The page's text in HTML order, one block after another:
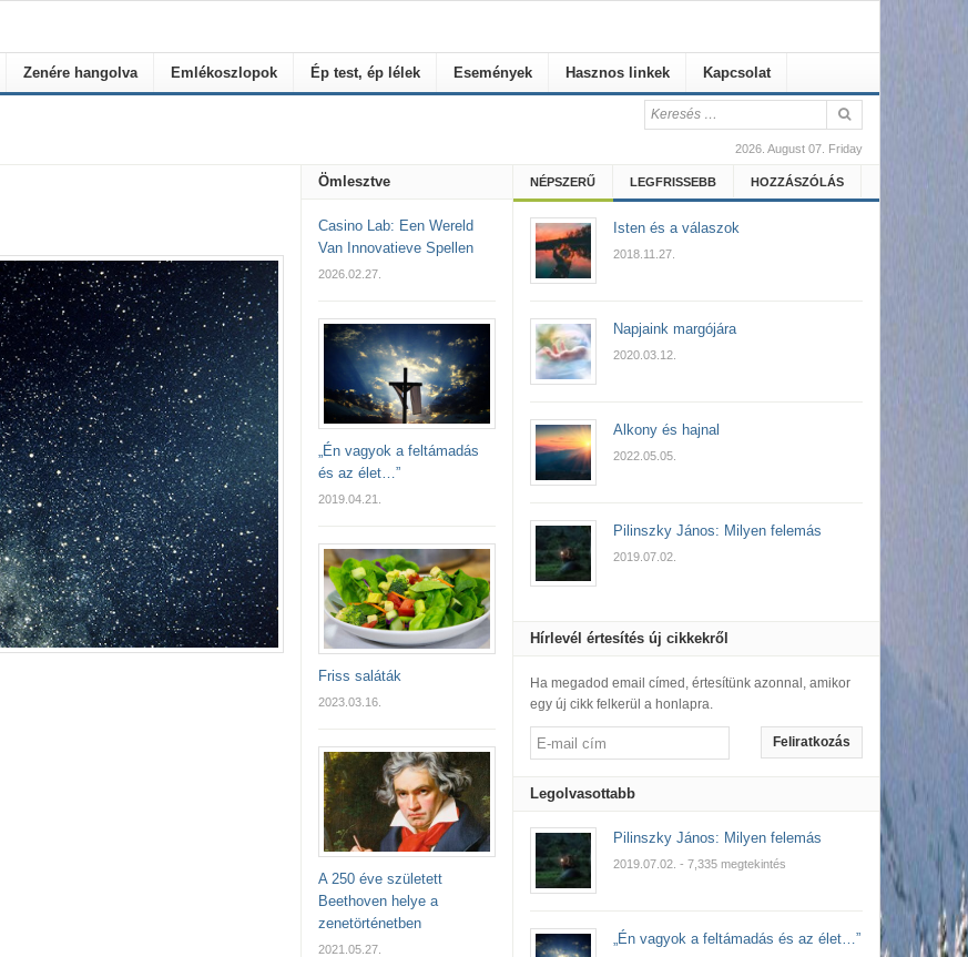
Zenére hangolva Emlékoszlopok Ép test, ép lélek Események Hasznos linkek Kapcsolat
2026. August 07. Friday
Ömlesztve
Casino Lab: Een Wereld
Van Innovatieve Spellen
2026.02.27.
„Én vagyok a feltámadás
és az élet…”
2019.04.21.
Friss saláták
2023.03.16.
A 250 éve született
Beethoven helye a
zenetörténetben
2021.05.27.
NÉPSZERŰ LEGFRISSEBB HOZZÁSZÓLÁS
Isten és a válaszok
2018.11.27.
Napjaink margójára
2020.03.12.
Alkony és hajnal
2022.05.05.
Pilinszky János: Milyen felemás
2019.07.02.
Hírlevél értesítés új cikkekről
Ha megadod email címed, értesítünk azonnal, amikor
egy új cikk felkerül a honlapra.
Feliratkozás
Legolvasottabb
Pilinszky János: Milyen felemás
2019.07.02. - 7,335 megtekintés
„Én vagyok a feltámadás és az élet…”